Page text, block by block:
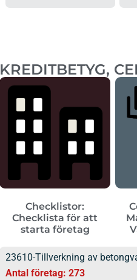
KREDITBETYG,
Checklistor:
Checklista för att
starta företag
23610-Tillverkning av
Antal företag: 273